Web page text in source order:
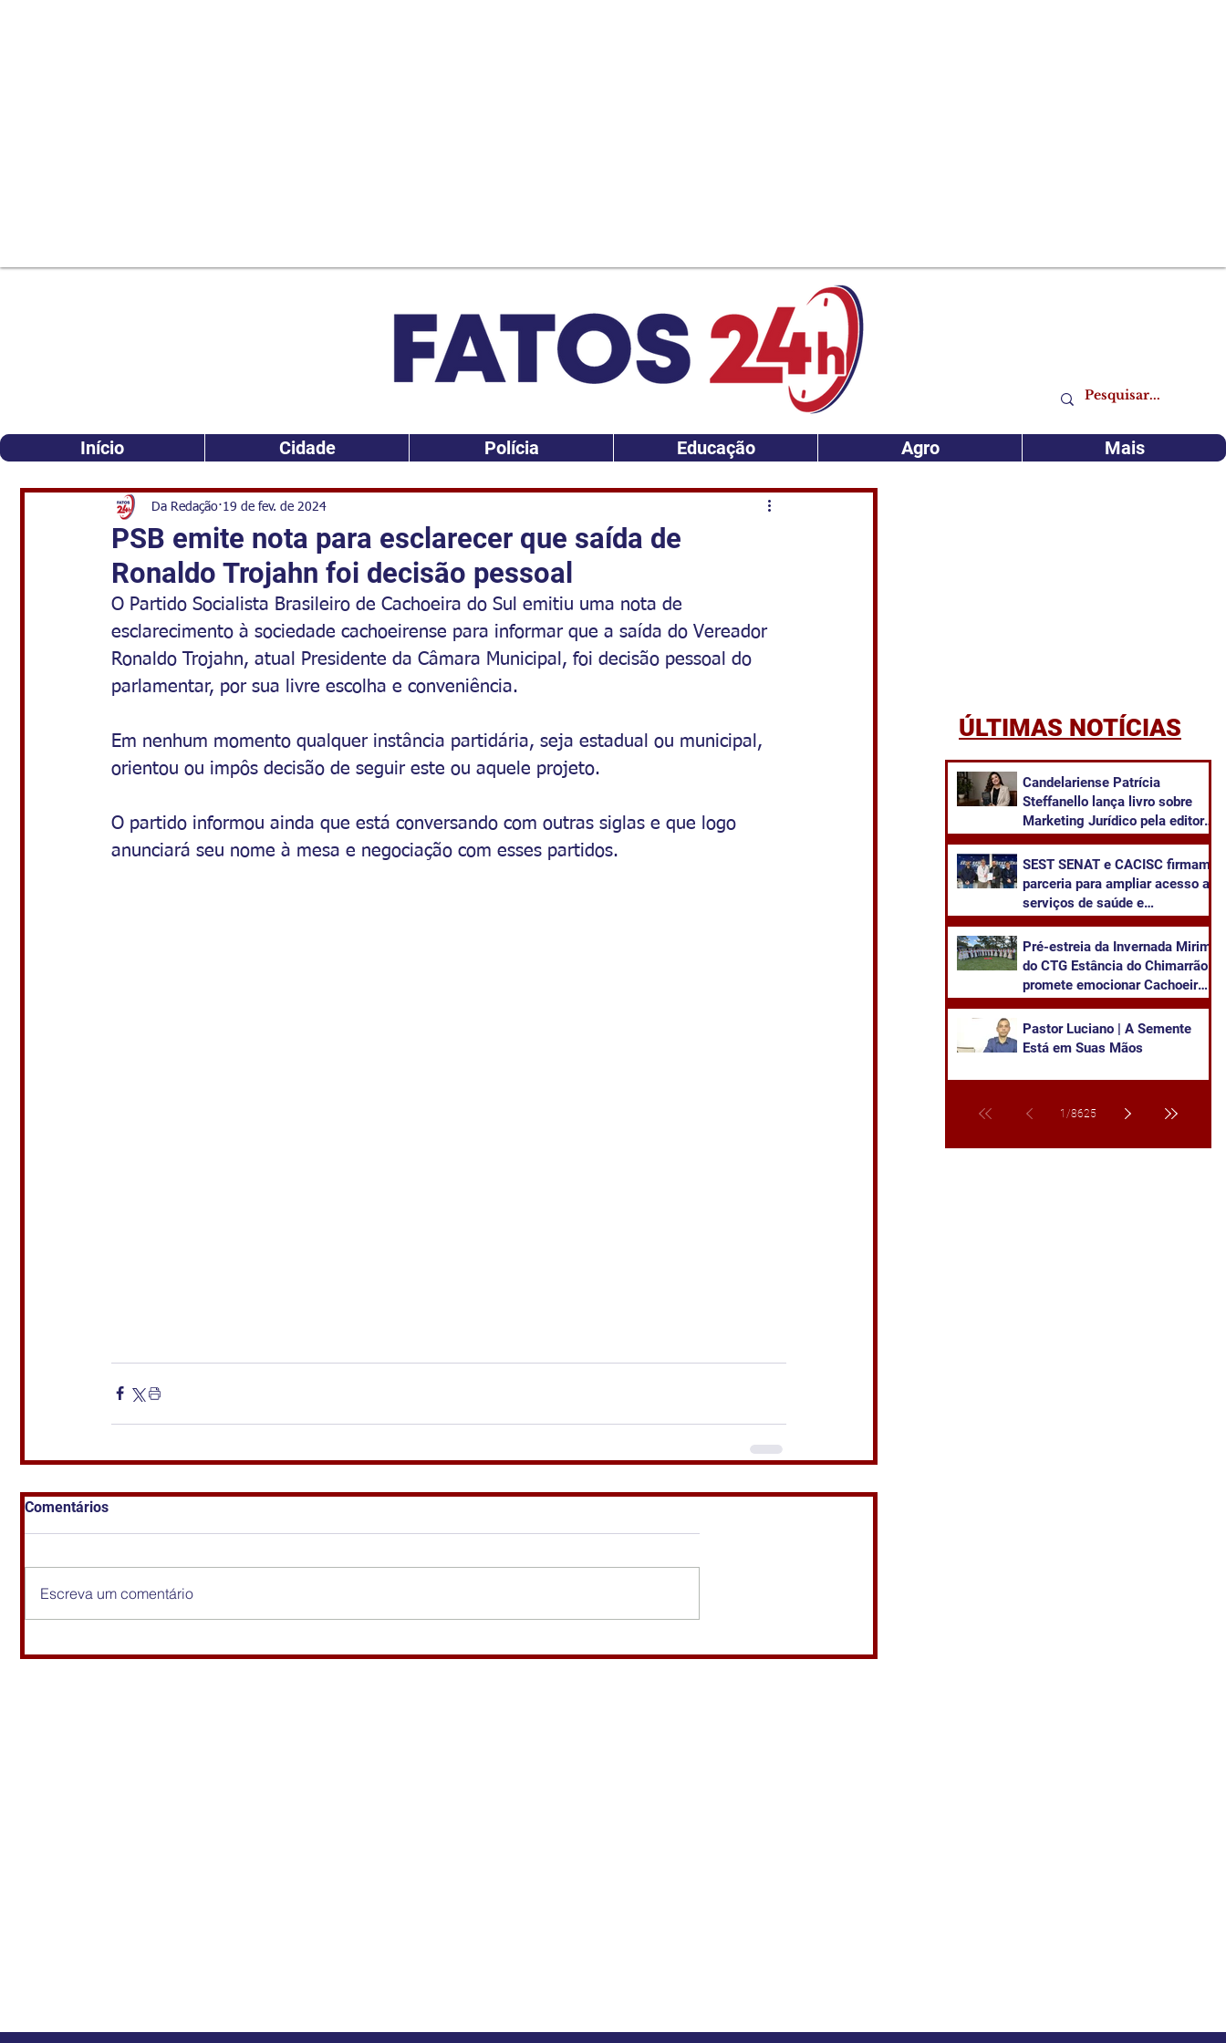
Início Cidade Polícia Educação Agro Mais
PSB emite nota para esclarecer que saída de
Ronaldo Trojahn foi decisão pessoal
Da Redação 19 de fev. de 2024
O Partido Socialista Brasileiro de Cachoeira do Sul emitiu uma nota de
esclarecimento à sociedade cachoeirense para informar que a saída do Vereador
Ronaldo Trojahn, atual Presidente da Câmara Municipal, foi decisão pessoal do
parlamentar, por sua livre escolha e conveniência.
Em nenhum momento qualquer instância partidária, seja estadual ou municipal,
orientou ou impôs decisão de seguir este ou aquele projeto.
O partido informou ainda que está conversando com outras siglas e que logo
anunciará seu nome à mesa e negociação com esses partidos.
Comentários
Escreva um comentário
ÚLTIMAS NOTÍCIAS
Candelariense Patrícia
Steffanello lança livro sobre
Marketing Jurídico pela editora
SEST SENAT e CACISC firmam
parceria para ampliar acesso a
serviços de saúde e
Pré-estreia da Invernada Mirim
do CTG Estância do Chimarrão
promete emocionar Cachoeira
Pastor Luciano | A Semente
Está em Suas Mãos
1 /8625